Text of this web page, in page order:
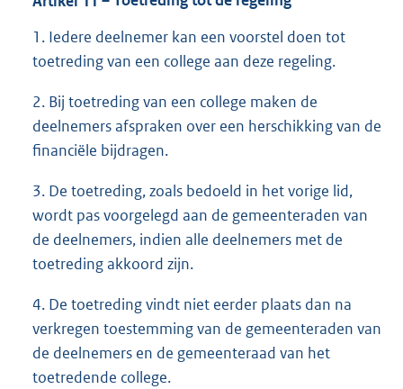
1. Iedere deelnemer kan een voorstel doen tot
toetreding van een college aan deze regeling.
2. Bij toetreding van een college maken de
deelnemers afspraken over een herschikking van de
financiële bijdragen.
3. De toetreding, zoals bedoeld in het vorige lid,
wordt pas voorgelegd aan de gemeenteraden van
de deelnemers, indien alle deelnemers met de
toetreding akkoord zijn.
4. De toetreding vindt niet eerder plaats dan na
verkregen toestemming van de gemeenteraden van
de deelnemers en de gemeenteraad van het
toetredende college.